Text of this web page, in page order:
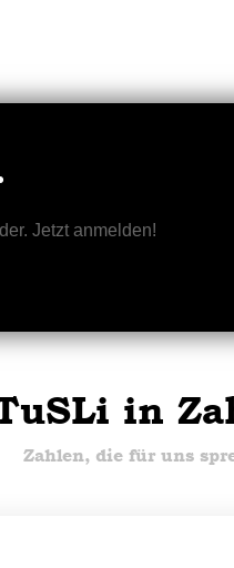
Jetzt anmelden!
in
Zahlen, die für uns